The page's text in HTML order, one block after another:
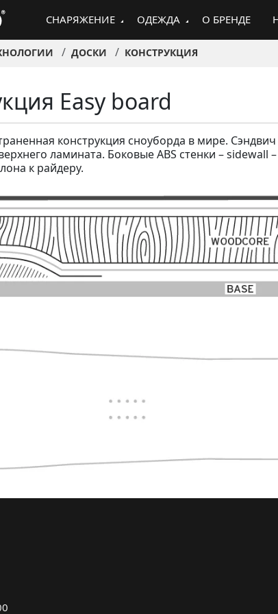
СНАРЯЖЕНИЕ ОДЕЖДА О БРЕНДЕ
ДОСКИ КОНСТРУКЦИЯ
Easy board
конструкция сноуборда в мире.
ламината. Боковые ABS стенки –
к райдеру.